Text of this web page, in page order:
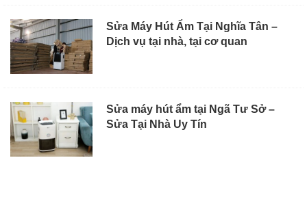
Sửa Máy Hút Ẩm Tại Nghĩa Tân –
Dịch vụ tại nhà, tại cơ quan
Sửa máy hút ẩm tại Ngã Tư Sở –
Sửa Tại Nhà Uy Tín